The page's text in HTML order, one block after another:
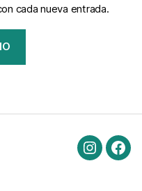
cada nueva entrada.